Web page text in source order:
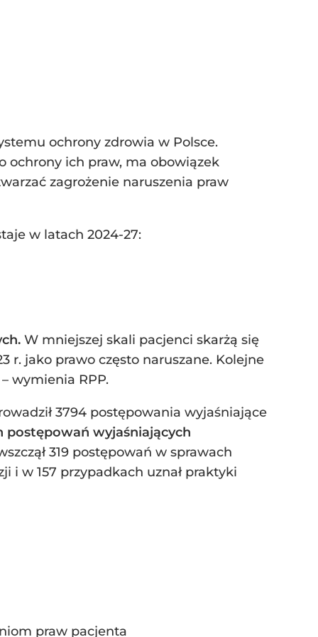
ochrony zdrowia w Polsce.
ochrony ich praw, ma obowiązek
zagrożenie naruszenia praw
w latach 2024-27:
W mniejszej skali pacjenci skarżą się
r. jako prawo często naruszane. Kolejne
wymienia RPP.
3794 postępowania wyjaśniające
postępowań wyjaśniających
319 postępowań w sprawach
i w 157 przypadkach uznał praktyki
praw pacjenta